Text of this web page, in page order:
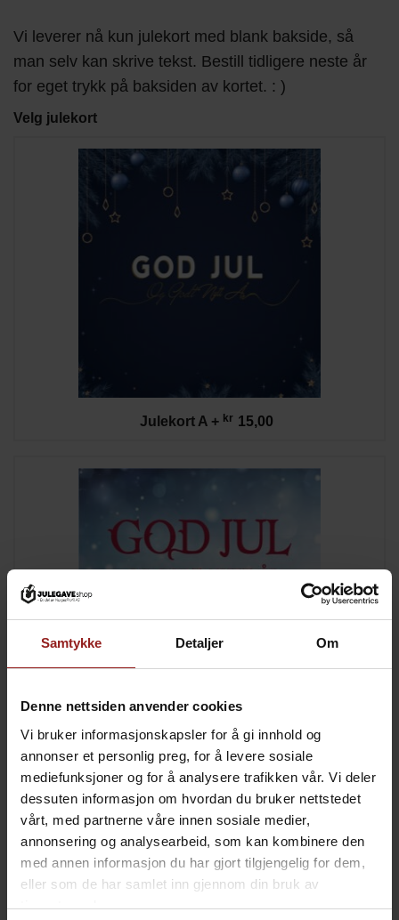
Samtykke Detaljer Om
Denne nettsiden anvender cookies
Vi bruker informasjonskapsler for å gi innhold og
annonser et personlig preg, for å levere sosiale
mediefunksjoner og for å analysere trafikken vår. Vi deler
dessuten informasjon om hvordan du bruker nettstedet
vårt, med partnerne våre innen sosiale medier,
annonsering og analysearbeid, som kan kombinere den
med annen informasjon du har gjort tilgjengelig for dem,
eller som de har samlet inn gjennom din bruk av
tjenestene deres.
Vi leverer nå kun julekort med blank bakside, så
man selv kan skrive tekst. Bestill tidligere neste år
for eget trykk på baksiden av kortet. : )
Velg julekort
Julekort A + kr 15,00
Julekort B +kr 15,00